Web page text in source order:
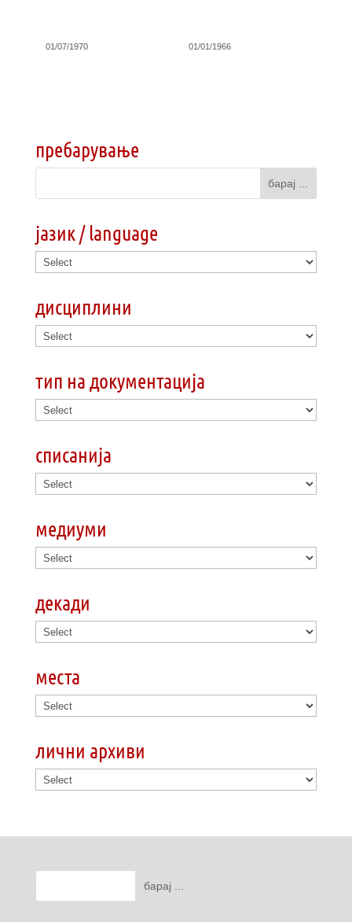
01/07/1970 01/01/1966
пребарување
јазик / language
дисциплини
тип на документација
списанија
медиуми
декади
места
лични архиви